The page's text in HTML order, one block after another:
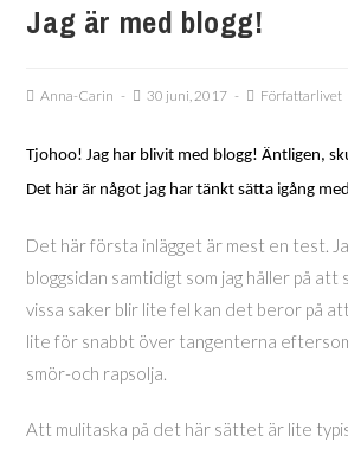
Jag är med blogg!
Anna-Carin 30 juni, 2017 Författarlivet
Tjohoo! Jag har blivit med blogg! Äntligen,
Det här är något jag har tänkt sätta igång
Det här första inlägget är mest en test.
bloggsidan samtidigt som jag håller på att
vissa saker blir lite fel kan det beror på
lite för snabbt över tangenterna
smör-och rapsolja.
Att mulitaska på det här sättet är lite